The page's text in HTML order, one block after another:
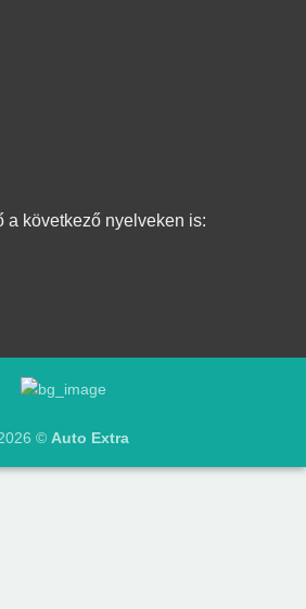
a következő nyelveken is:
© Auto Extra